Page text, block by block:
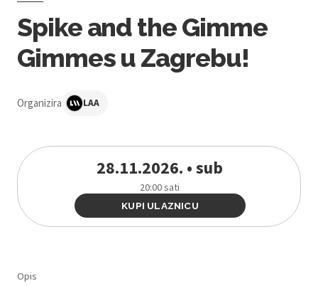
Spike and the Gimme
Gimmes u Zagrebu!
Organizira LAA
28.11.2026. • sub
20:00 sati
KUPI ULAZNICU
Opis